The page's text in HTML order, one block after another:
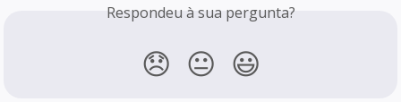
Respondeu à sua pergunta?
😞 😐 😃